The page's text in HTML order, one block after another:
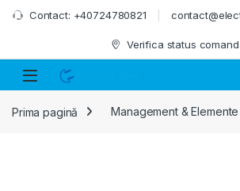
Skip to navigation
Skip to content
Contact: +40724780821
Verifica status
Prima pagină Management &